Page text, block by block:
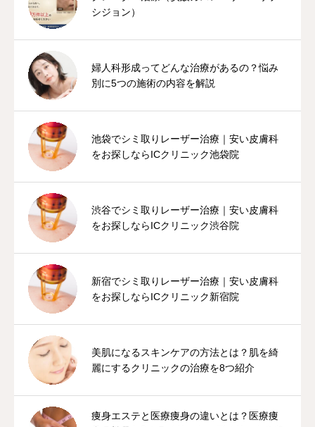
シジョン）
婦人科形成ってどんな治療があるの？悩み
別に5つの施術の内容を解説
池袋でシミ取りレーザー治療｜安い皮膚科
をお探しならICクリニック池袋院
渋谷でシミ取りレーザー治療｜安い皮膚科
をお探しならICクリニック渋谷院
新宿でシミ取りレーザー治療｜安い皮膚科
をお探しならICクリニック新宿院
美肌になるスキンケアの方法とは？肌を綺
麗にするクリニックの治療を8つ紹介
痩身エステと医療痩身の違いとは？医療痩